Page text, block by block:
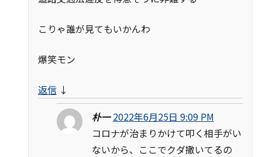
こりゃ誰が見てもいかんわ
爆笑モン
返信 ↓
朴一 2022年6月25日 9:09 PM
コロナが治まりかけて叩く相手がい
ないから、ここでクダ撒いてるの